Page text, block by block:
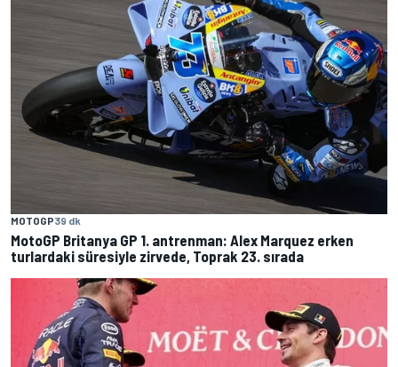
MOTOGP39 dk
MotoGP Britanya GP 1. antrenman: Alex Marquez erken
turlardaki süresiyle zirvede, Toprak 23. sırada